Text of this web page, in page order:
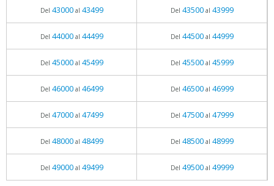
Del 43000al 43499 Del 43500al 43999
Del 44000al 44499 Del 44500al 44999
Del 45000al 45499 Del 45500al 45999
Del 46000al 46499 Del 46500al 46999
Del 47000al 47499 Del 47500al 47999
Del 48000al 48499 Del 48500al 48999
Del 49000al 49499 Del 49500al 49999